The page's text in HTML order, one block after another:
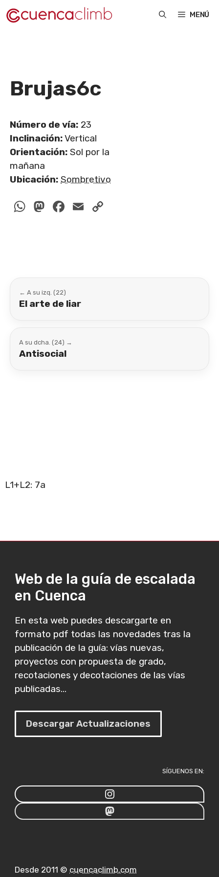
Saltar
al
MENÚ
Brujas6c
Número de vía: 23
Inclinación:Vertical
Orientación: Sol por la
mañana
Ubicación: Sombretivo
WhatsApp
Mastodon
Facebook
Email
← A su izq. (22)
El arte de liar
A su dcha. (24) →
Antisocial
L1+L2: 7a
Web de la guía de escalada
en Cuenca
En esta web puedes descargarte en
formato pdf todas las novedades tras la
publicación de la guía: vías nuevas,
proyectos con propuesta de grado,
recotaciones y decotaciones de las vías
publicadas...
Descargar Actualizaciones
SÍGUENOS EN:
Desde 2011 © cuencaclimb.com